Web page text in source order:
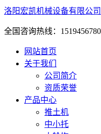
洛阳宏凯机械设备有限公司
全国咨询热线：
网站首页
关于我们
公司简介
资质荣誉
产品中心
推土机
中小托